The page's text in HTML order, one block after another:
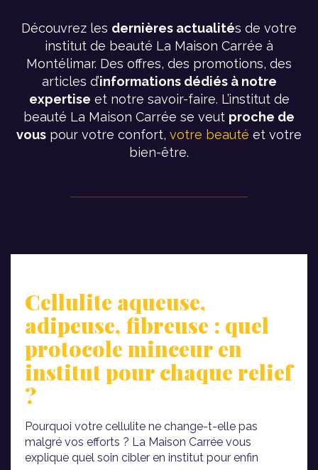
Découvrez les dernières actualités de votre
institut de beauté La Maison Carrée à
Montélimar. Des offres, des promotions, des
articles d’informations dédiés à notre
expertise et notre savoir-faire. L’institut de
beauté La Maison Carrée se veut proche de
vous pour votre confort, votre beauté et votre
bien-être.
Cellulite aqueuse,
adipeuse, fibreuse : quel
protocole minceur en
institut pour chaque relief
?
Pourquoi votre cellulite ne change-t-elle pas
malgré vos efforts ? La Maison Carrée vous
explique quel soin cibler en institut pour enfin